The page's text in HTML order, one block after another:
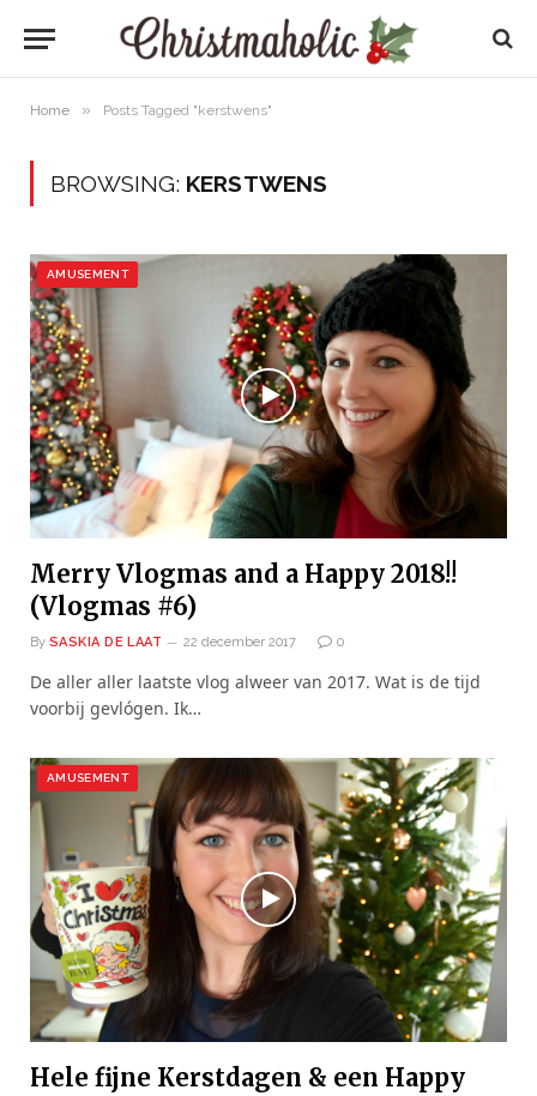
Home » Posts Tagged "kerstwens"
BROWSING: KERSTWENS
AMUSEMENT
Merry Vlogmas and a Happy 2018!!
(Vlogmas #6)
By SASKIA DE LAAT 22 december 2017 0
De aller aller laatste vlog alweer van 2017. Wat is de tijd
voorbij gevlógen. Ik…
AMUSEMENT
Hele fijne Kerstdagen & een Happy